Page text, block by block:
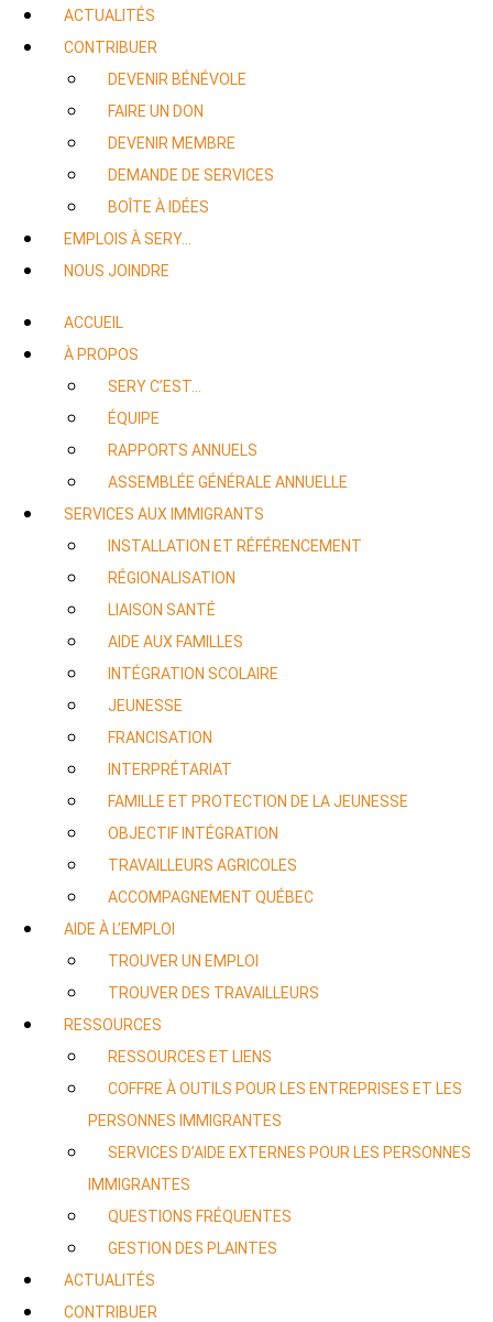
ACTUALITÉS
CONTRIBUER
DEVENIR BÉNÉVOLE
FAIRE UN DON
DEVENIR MEMBRE
DEMANDE DE SERVICES
BOÎTE À IDÉES
EMPLOIS À SERY…
NOUS JOINDRE
ACCUEIL
À PROPOS
SERY C’EST…
ÉQUIPE
RAPPORTS ANNUELS
ASSEMBLÉE GÉNÉRALE ANNUELLE
SERVICES AUX IMMIGRANTS
INSTALLATION ET RÉFÉRENCEMENT
RÉGIONALISATION
LIAISON SANTÉ
AIDE AUX FAMILLES
INTÉGRATION SCOLAIRE
JEUNESSE
FRANCISATION
INTERPRÉTARIAT
FAMILLE ET PROTECTION DE LA JEUNESSE
OBJECTIF INTÉGRATION
TRAVAILLEURS AGRICOLES
ACCOMPAGNEMENT QUÉBEC
AIDE À L’EMPLOI
TROUVER UN EMPLOI
TROUVER DES TRAVAILLEURS
RESSOURCES
RESSOURCES ET LIENS
COFFRE À OUTILS POUR LES ENTREPRISES ET LES
PERSONNES IMMIGRANTES
SERVICES D’AIDE EXTERNES POUR LES PERSONNES
IMMIGRANTES
QUESTIONS FRÉQUENTES
GESTION DES PLAINTES
ACTUALITÉS
CONTRIBUER